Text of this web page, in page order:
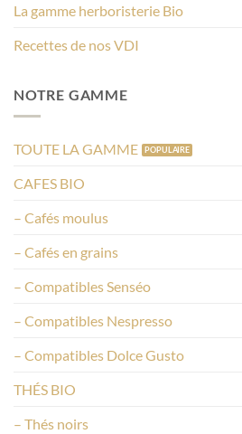
La gamme herboristerie Bio
Recettes de nos VDI
NOTRE GAMME
TOUTE LA GAMME
CAFES BIO
– Cafés moulus
– Cafés en grains
– Compatibles Senséo
– Compatibles Nespresso
– Compatibles Dolce Gusto
THÉS BIO
– Thés noirs